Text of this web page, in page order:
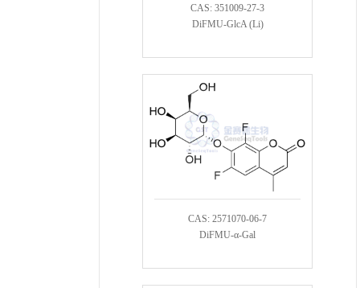
CAS: 351009-27-3
DiFMU-GlcA (Li)
CAS: 2571070-06-7
DiFMU-α-Gal